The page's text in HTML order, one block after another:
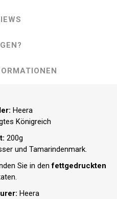
: Heera
Königreich
: 200g
und Tamarindenmark.
Sie in denfettgedruckten
: Heera